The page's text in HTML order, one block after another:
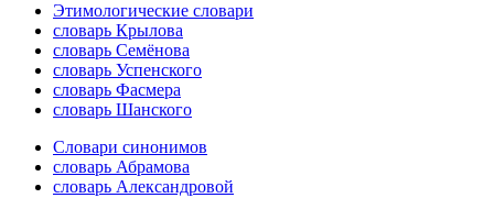
Этимологические словари
словарь Крылова
словарь Семёнова
словарь Успенского
словарь Фасмера
словарь Шанского
Словари синонимов
словарь Абрамова
словарь Александровой